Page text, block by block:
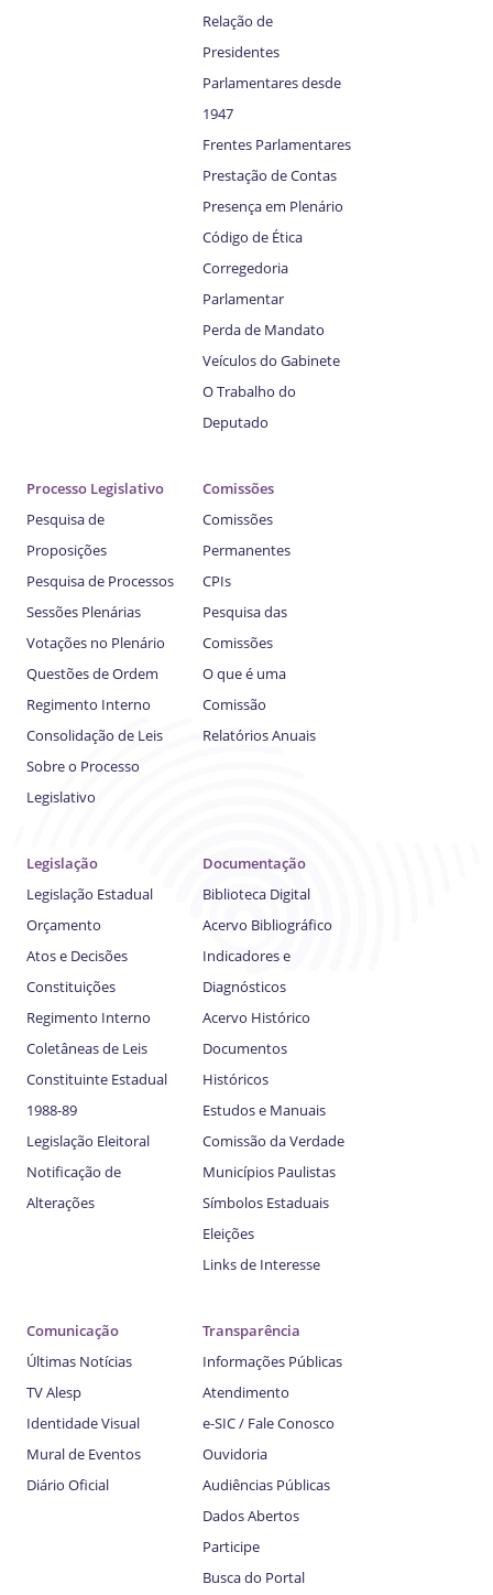
Relação de
Presidentes
Parlamentares desde
1947
Frentes Parlamentares
Prestação de Contas
Presença em Plenário
Código de Ética
Corregedoria
Parlamentar
Perda de Mandato
Veículos do Gabinete
O Trabalho do
Deputado
Processo Legislativo
Pesquisa de
Proposições
Pesquisa de Processos
Sessões Plenárias
Votações no Plenário
Questões de Ordem
Regimento Interno
Consolidação de Leis
Sobre o Processo
Legislativo
Comissões
Comissões
Permanentes
CPIs
Pesquisa das
Comissões
O que é uma
Comissão
Relatórios Anuais
Legislação
Legislação Estadual
Orçamento
Atos e Decisões
Constituições
Regimento Interno
Coletâneas de Leis
Constituinte Estadual
1988-89
Legislação Eleitoral
Notificação de
Alterações
Documentação
Biblioteca Digital
Acervo Bibliográfico
Indicadores e
Diagnósticos
Acervo Histórico
Documentos
Históricos
Estudos e Manuais
Comissão da Verdade
Municípios Paulistas
Símbolos Estaduais
Eleições
Links de Interesse
Comunicação
Últimas Notícias
TV Alesp
Identidade Visual
Mural de Eventos
Diário Oficial
Transparência
Informações Públicas
Atendimento
e-SIC / Fale Conosco
Ouvidoria
Audiências Públicas
Dados Abertos
Participe
Busca do Portal